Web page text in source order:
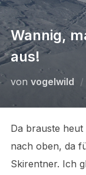
Wannig,
aus!
von vogelwild
Da brauste
nach oben, da
Skirentner. Ich